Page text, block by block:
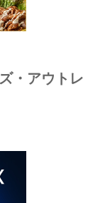
・アウトレ